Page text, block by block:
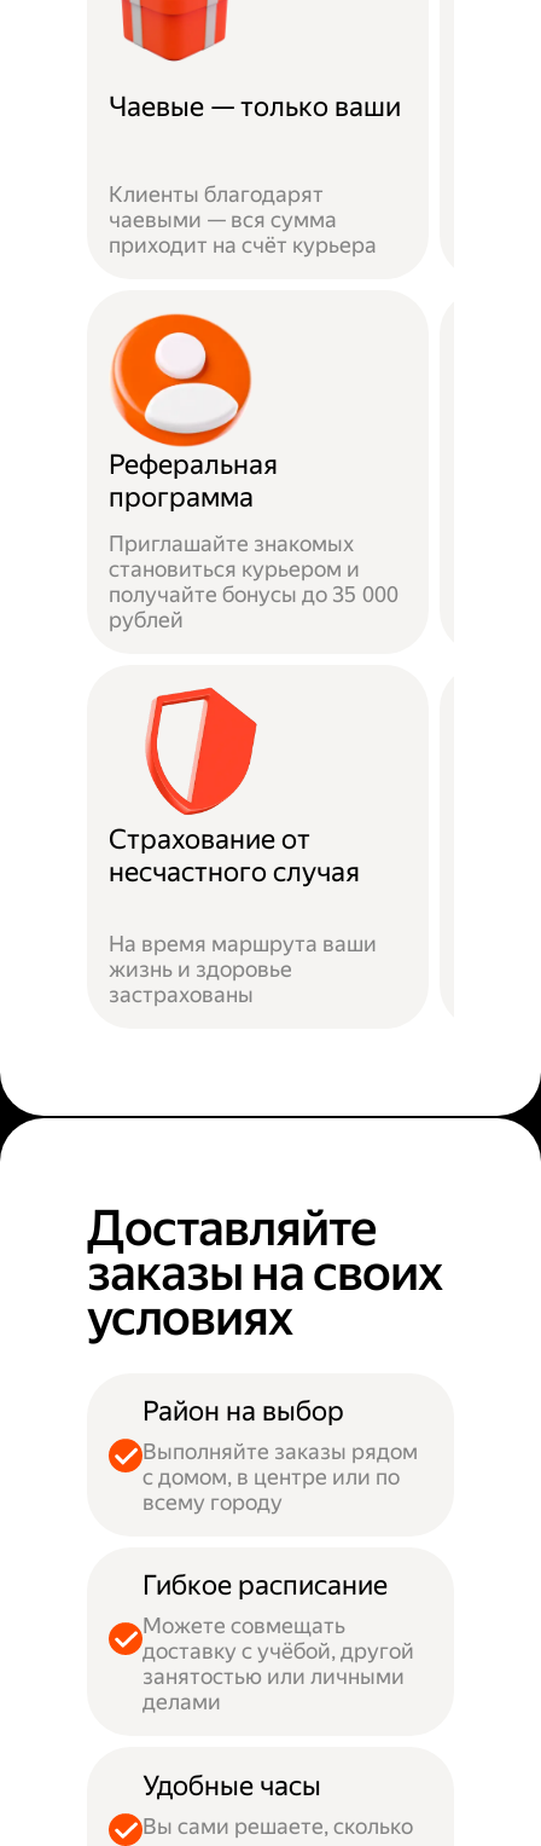
Чаевые — только ваши
Клиенты благодарят
чаевыми — вся сумма
приходит на счёт курьера
Реферальная
программа
Приглашайте знакомых
становиться курьером и
получайте бонусы до 35 000
рублей
Страхование от
несчастного случая
На время маршрута ваши
жизнь и здоровье
застрахованы
Доставляйте
заказы на своих
условиях
Район на выбор
Выполняйте заказы рядом
с домом, в центре или по
всему городу
Гибкое расписание
Можете совмещать
доставку с учёбой, другой
занятостью или личными
делами
Удобные часы
Вы сами решаете, сколько